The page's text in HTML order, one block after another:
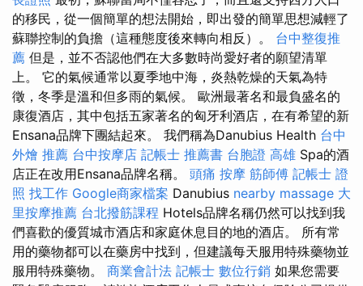
的移民，從一個簡單的想法開始，即出發的簡單思想減輕了
蘇聯控制的負擔（這種態度後來轉向相反）。 台中整復推
薦 但是，並不否認他們在大多數時尚愛好者的願望清單
上。 它的氣候通常以夏季地中海，炎熱乾燥的天氣為特
徵，冬季是溫和但多雨的氣候。 歐洲最著名和最負盛名的
康復酒店，其中包括五家著名的匈牙利酒店，在有希望的新
Ensana品牌下團結起來。 我們稱為Danubius Health 台中
外燴 推薦 台中按摩店 記帳士 推薦書 台胞證 高雄 Spa的酒
店正在改用Ensana品牌名稱。 頭痛 按摩 筋師傅 記帳士 證
照 找工作 Google商家檔案 Danubius nearby massage 大
里按摩推薦 台北撥筋課程 Hotels品牌名稱仍然可以找到我
們喜歡的優質城市酒店和家庭休息目的地的酒店。 所有常
用的藥物都可以在藥房中找到，但建議每天服用特殊藥物並
服用特殊藥物。 商業會計法 記帳士 數位行銷 如果您需要